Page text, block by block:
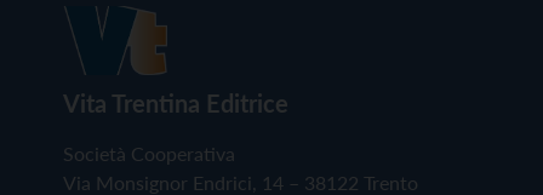
Vita Trentina Editrice
Società Cooperativa
Via Monsignor Endrici, 14 – 38122 Trento